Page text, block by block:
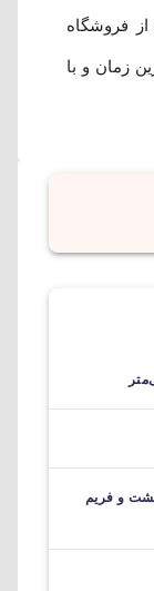
galaxy A04 از فروشگاه
زمان و با
و فریم